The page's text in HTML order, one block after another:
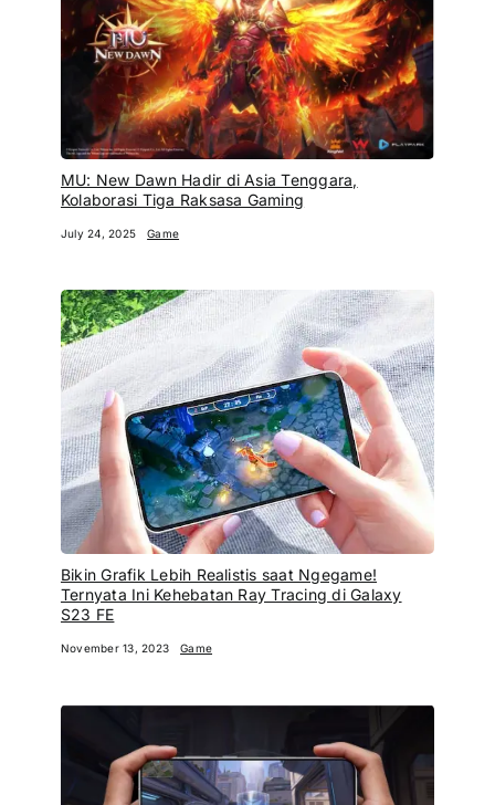
MU: New Dawn Hadir di Asia Tenggara,
Kolaborasi Tiga Raksasa Gaming
July 24, 2025 Game
Bikin Grafik Lebih Realistis saat Ngegame!
Ternyata Ini Kehebatan Ray Tracing di Galaxy
S23 FE
November 13, 2023 Game